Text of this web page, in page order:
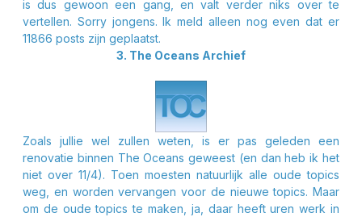
is dus gewoon een gang, en valt verder niks over te
vertellen. Sorry jongens. Ik meld alleen nog even dat er
11866 posts zijn geplaatst.
3. The Oceans Archief
Zoals jullie wel zullen weten, is er pas geleden een
renovatie binnen The Oceans geweest (en dan heb ik het
niet over 11/4). Toen moesten natuurlijk alle oude topics
weg, en worden vervangen voor de nieuwe topics. Maar
om de oude topics te maken, ja, daar heeft uren werk in